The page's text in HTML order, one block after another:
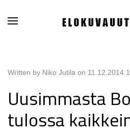
Written by Niko Jutila on 11.12.2014
Uusimmasta
tulossa